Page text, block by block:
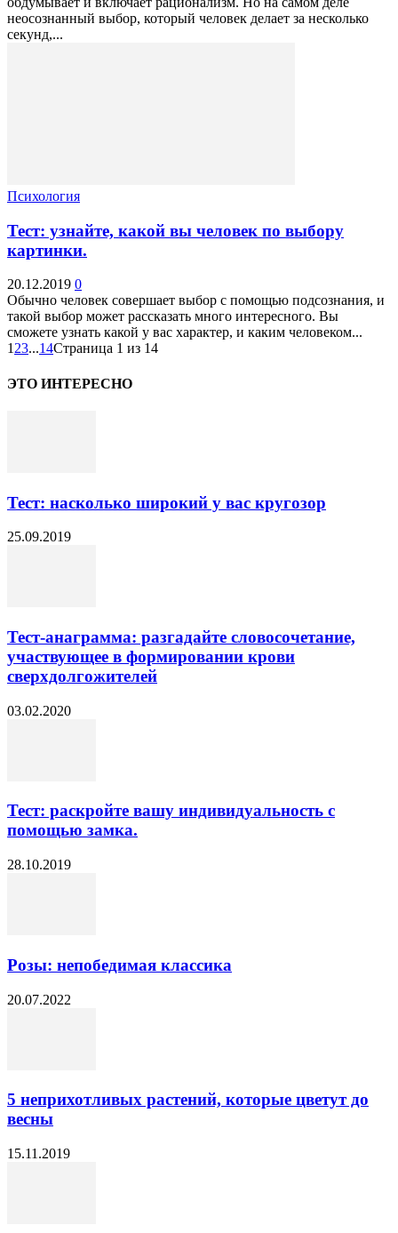
неосознанный выбор, который человек делает за несколько
секунд,...
Психология
Тест: узнайте, какой вы человек по выбору
картинки.
20.12.2019 0
Обычно человек совершает выбор с помощью подсознания, и
такой выбор может рассказать много интересного. Вы
сможете узнать какой у вас характер, и каким человеком...
1 23...14Страница 1 из 14
ЭТО ИНТЕРЕСНО
Тест: насколько широкий у вас кругозор
25.09.2019
Тест-анаграмма: разгадайте словосочетание,
участвующее в формировании крови
сверхдолгожителей
03.02.2020
Тест: раскройте вашу индивидуальность с
помощью замка.
28.10.2019
Розы: непобедимая классика
20.07.2022
5 неприхотливых растений, которые цветут до
весны
15.11.2019